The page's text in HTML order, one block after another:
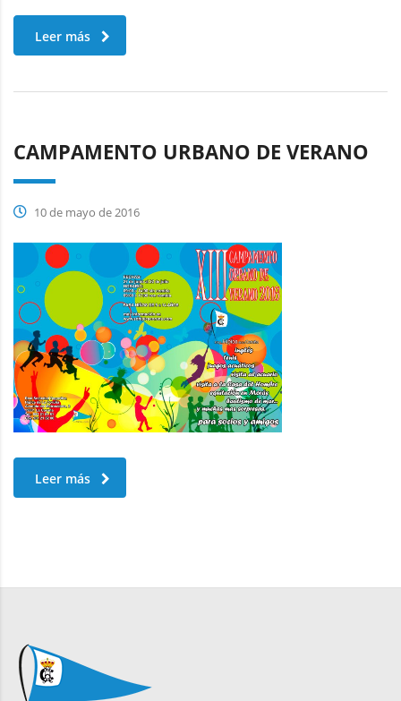
Leer más
CAMPAMENTO URBANO DE VERANO
10 de mayo de 2016
Leer más